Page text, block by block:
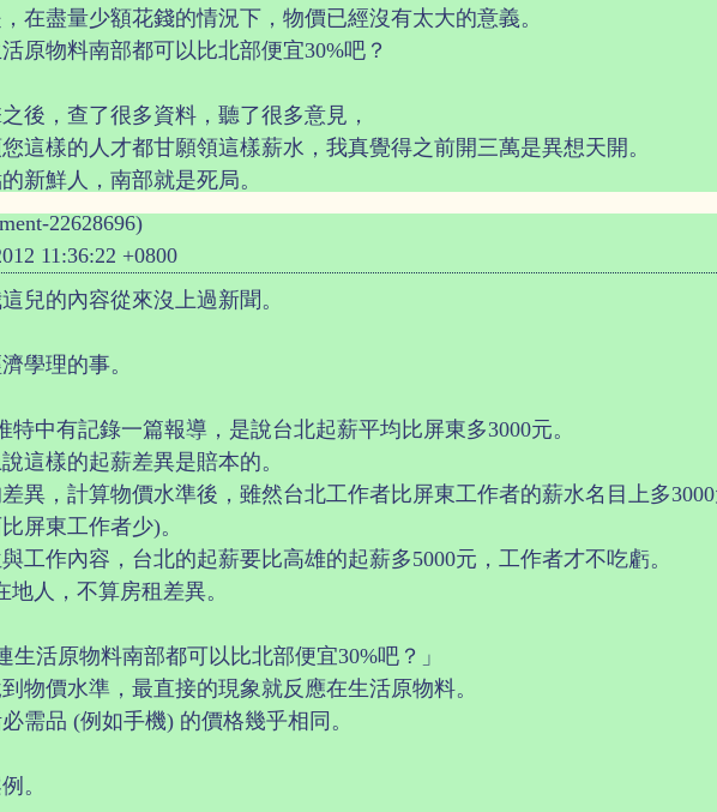
在盡量少額花錢的情況下，物價已經沒有太大的意義。
原物料南部都可以比北部便宜30%吧？
後，查了很多資料，聽了很多意見，
這樣的人才都甘願領這樣薪水，我真覺得之前開三萬是異想天開。
新鮮人，南部就是死局。
22628696)
11:36:22 +0800
兒的內容從來沒上過新聞。
學理的事。
特中有記錄一篇報導，是說台北起薪平均比屏東多3000元。
這樣的起薪差異是賠本的。
異，計算物價水準後，雖然台北工作者比屏東工作者的薪水名目上多
屏東工作者少)。
工作內容，台北的起薪要比高雄的起薪多5000元，工作者才不吃虧。
地人，不算房租差異。
生活原物料南部都可以比北部便宜30%吧？」
物價水準，最直接的現象就反應在生活原物料。
需品 (例如手機) 的價格幾乎相同。
。